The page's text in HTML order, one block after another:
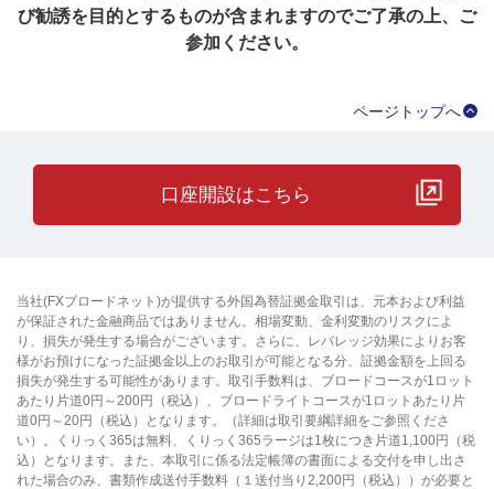
び勧誘を目的とするものが含まれますのでご了承の上、ご
参加ください。
ページトップへ
口座開設はこちら
当社(FXブロードネット)が提供する外国為替証拠金取引は、元本および利益
が保証された金融商品ではありません。相場変動、金利変動のリスクによ
り、損失が発生する場合がございます。さらに、レバレッジ効果によりお客
様がお預けになった証拠金以上のお取引が可能となる分、証拠金額を上回る
損失が発生する可能性があります。取引手数料は、ブロードコースが1ロット
あたり片道0円～200円（税込）、ブロードライトコースが1ロットあたり片
道0円～20円（税込）となります。（詳細は取引要綱詳細をご参照くださ
い）。くりっく365は無料、くりっく365ラージは1枚につき片道1,100円（税
込）となります。また、本取引に係る法定帳簿の書面による交付を申し出さ
れた場合のみ、書類作成送付手数料（１送付当り2,200円（税込））が必要と